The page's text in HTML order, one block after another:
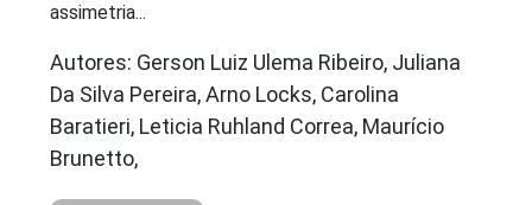
assimetria...
Autores: Gerson Luiz Ulema Ribeiro, Juliana
Da Silva Pereira, Arno Locks, Carolina
Baratieri, Leticia Ruhland Correa, Maurício
Brunetto,